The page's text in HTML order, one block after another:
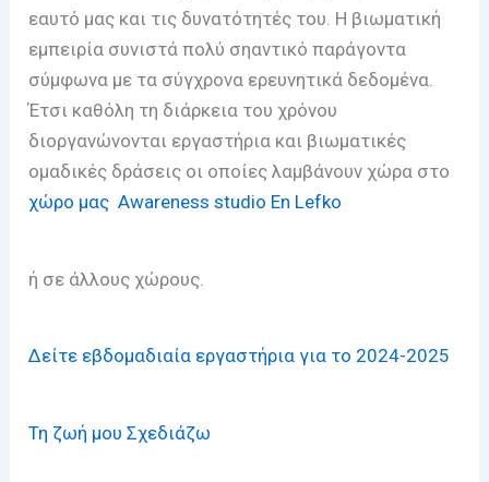
εαυτό μας και τις δυνατότητές του. Η βιωματική
εμπειρία συνιστά πολύ σηαντικό παράγοντα
σύμφωνα με τα σύγχρονα ερευνητικά δεδομένα.
Έτσι καθόλη τη διάρκεια του χρόνου
διοργανώνονται εργαστήρια και βιωματικές
ομαδικές δράσεις οι οποίες λαμβάνουν χώρα στο
χώρο μαςAwareness studio En Lefko
ή σε άλλους χώρους.
Δείτε εβδομαδιαία εργαστήρια για το 2024-2025
Τη ζωή μου Σχεδιάζω